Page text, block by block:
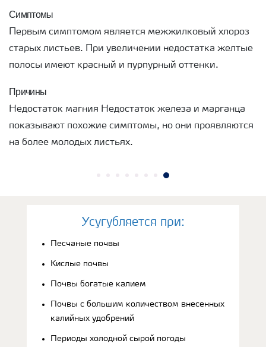
Симптомы
Первым симптомом является межжилковый хлороз
старых листьев. При увеличении недостатка желтые
полосы имеют красный и пурпурный оттенки.
Причины
Недостаток магния Недостаток железа и марганца
показывают похожие симптомы, но они проявляются
на более молодых листьях.
Усугубляется при:
Песчаные почвы
Кислые почвы
Почвы богатые калием
Почвы с большим количеством внесенных
калийных удобрений
Периоды холодной сырой погоды